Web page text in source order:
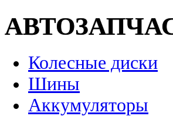
Колесные диски
Шины
Аккумуляторы